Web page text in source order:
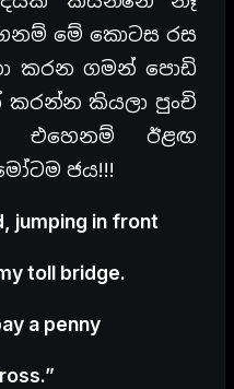
මේ කොටස රස
කරන ගමන් පොඩි
කියලා පුංචි
එහෙනම් ඊළඟ
ජය!!!
jumping in front
toll bridge.
a penny